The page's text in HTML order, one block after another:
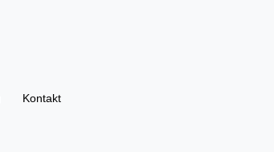
Kontakt